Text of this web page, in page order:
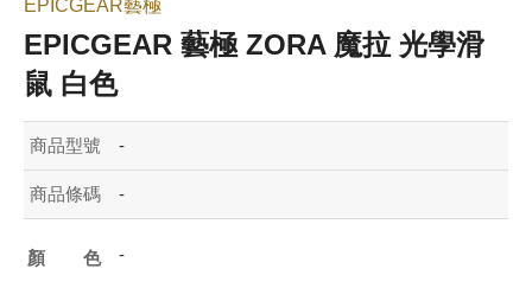
EPICGEAR藝極
EPICGEAR 藝極 ZORA 魔拉 光學滑
鼠 白色
商品型號 -
商品條碼 -
顏色
-